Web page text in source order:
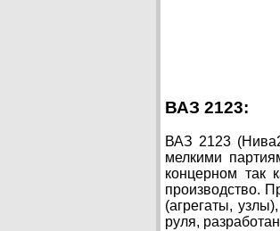
ВАЗ 2123:
ВАЗ 2123
мелкими
концерном так
производство.
(агрегаты,
руля,